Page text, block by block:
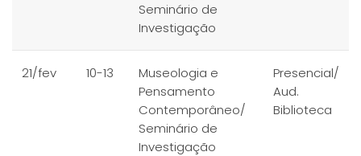
Seminário de
Investigação
21/fev 10-13
Museologia e
Pensamento
Contemporâneo/
Seminário de
Investigação
Presencial/
Aud.
Biblioteca